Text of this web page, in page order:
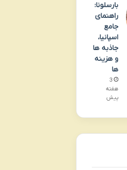
بارسلونا:
راهنمای
جامع
اسپانیا،
جاذبه ها
و هزینه
ها
3
هفته
پیش